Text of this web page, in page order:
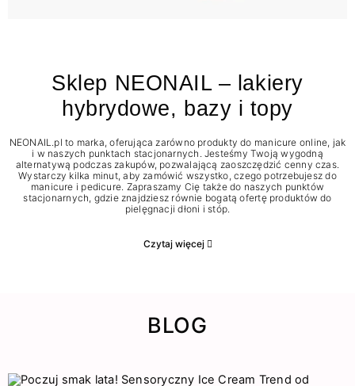
Sklep NEONAIL – lakiery
hybrydowe, bazy i topy
NEONAIL.pl to marka, oferująca zarówno produkty do manicure online, jak
i w naszych punktach stacjonarnych. Jesteśmy Twoją wygodną
alternatywą podczas zakupów, pozwalającą zaoszczędzić cenny czas.
Wystarczy kilka minut, aby zamówić wszystko, czego potrzebujesz do
manicure i pedicure. Zapraszamy Cię także do naszych punktów
stacjonarnych, gdzie znajdziesz równie bogatą ofertę produktów do
pielęgnacji dłoni i stóp.
Czytaj więcej
BLOG